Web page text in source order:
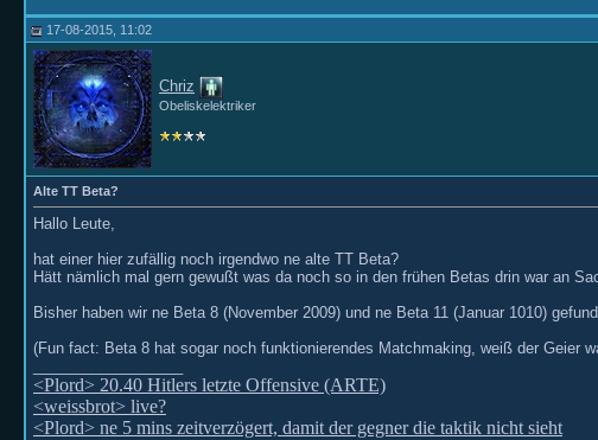
17-08-2015, 11:02
Chriz
Obeliskelektriker
Alte TT Beta?
Hallo Leute,
hat einer hier zufällig noch irgendwo ne alte TT Beta?
Hätt nämlich mal gern gewußt was da noch so in den frühen Betas drin war an
Bisher haben wir ne Beta 8 (November 2009) und ne Beta 11 (Januar 1010)
(Fun fact: Beta 8 hat sogar noch funktionierendes Matchmaking, weiß der Geier
<Plord> 20.40 Hitlers letzte Offensive (ARTE)
<weissbrot> live?
<Plord> ne 5 mins zeitverzögert, damit der gegner die taktik nicht sieht